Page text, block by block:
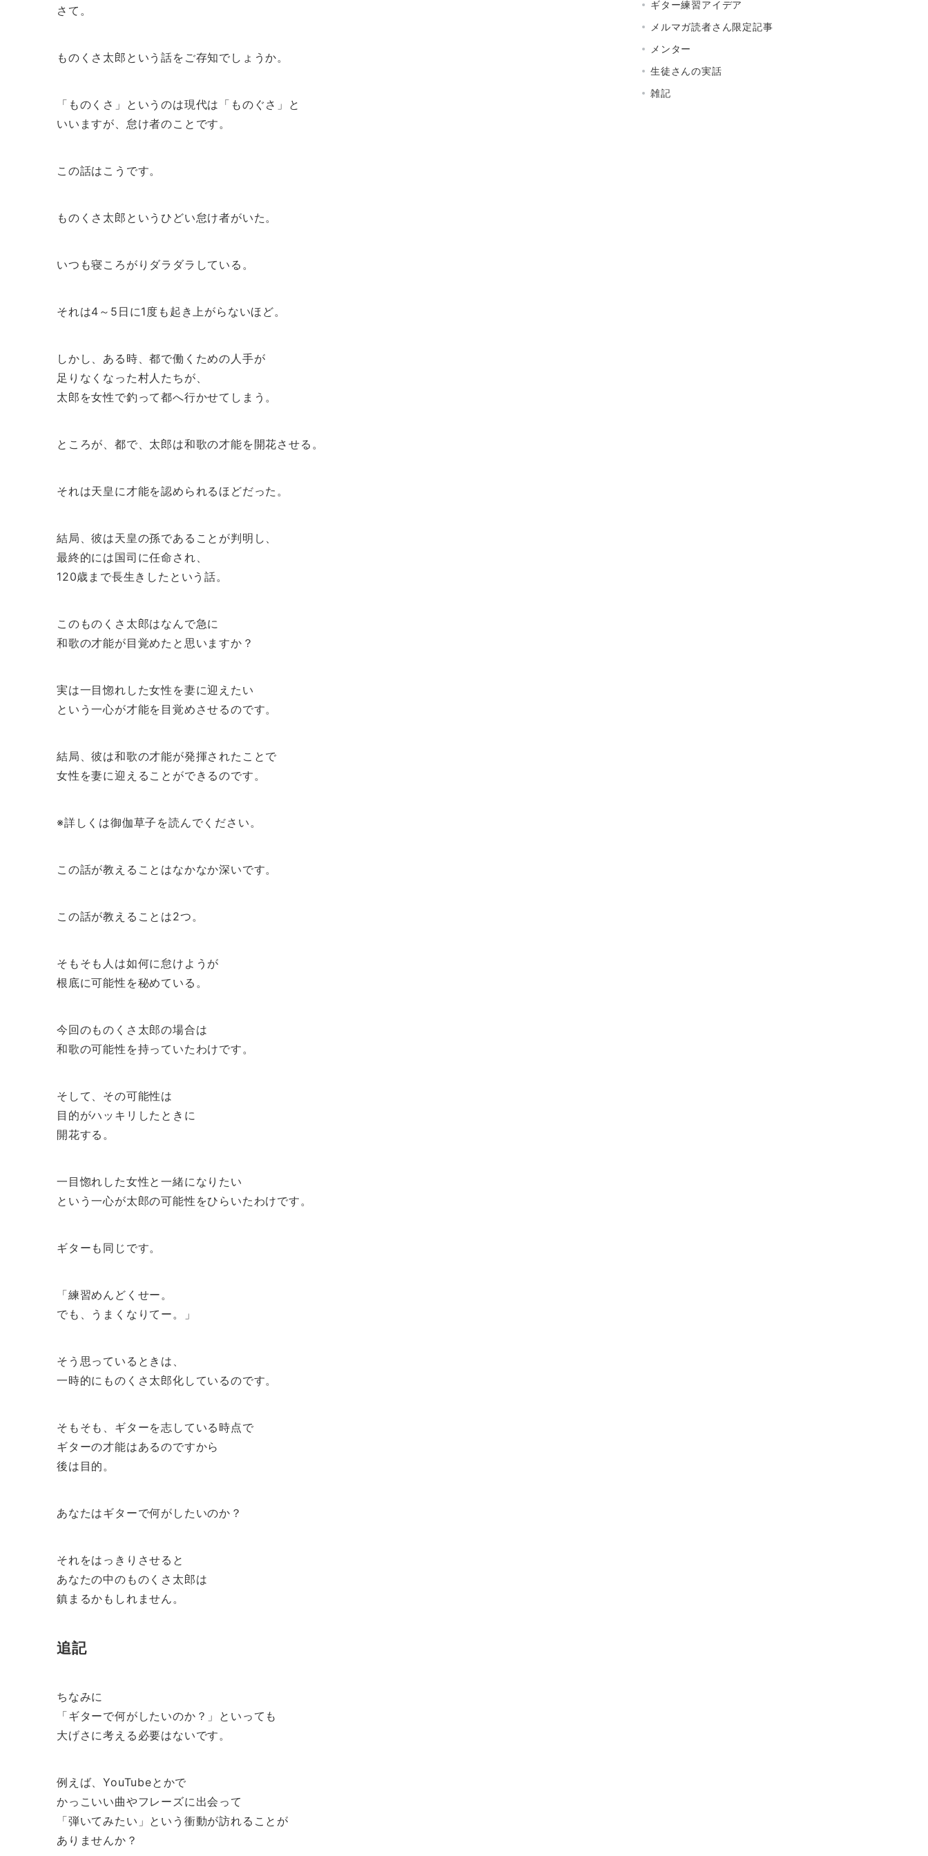
さて。
ものくさ太郎という話をご存知でしょうか。
「ものくさ」というのは現代は「ものぐさ」と
いいますが、怠け者のことです。
この話はこうです。
ものくさ太郎というひどい怠け者がいた。
いつも寝ころがりダラダラしている。
それは4～5日に1度も起き上がらないほど。
しかし、ある時、都で働くための人手が
足りなくなった村人たちが、
太郎を女性で釣って都へ行かせてしまう。
ところが、都で、太郎は和歌の才能を開花させる。
それは天皇に才能を認められるほどだった。
結局、彼は天皇の孫であることが判明し、
最終的には国司に任命され、
120歳まで長生きしたという話。
このものくさ太郎はなんで急に
和歌の才能が目覚めたと思いますか？
実は一目惚れした女性を妻に迎えたい
という一心が才能を目覚めさせるのです。
結局、彼は和歌の才能が発揮されたことで
女性を妻に迎えることができるのです。
※詳しくは御伽草子を読んでください。
この話が教えることはなかなか深いです。
この話が教えることは2つ。
そもそも人は如何に怠けようが
根底に可能性を秘めている。
今回のものくさ太郎の場合は
和歌の可能性を持っていたわけです。
そして、その可能性は
目的がハッキリしたときに
開花する。
一目惚れした女性と一緒になりたい
という一心が太郎の可能性をひらいたわけです。
ギターも同じです。
「練習めんどくせー。
でも、うまくなりてー。」
そう思っているときは、
一時的にものくさ太郎化しているのです。
そもそも、ギターを志している時点で
ギターの才能はあるのですから
後は目的。
あなたはギターで何がしたいのか？
それをはっきりさせると
あなたの中のものくさ太郎は
鎮まるかもしれません。
追記
ちなみに
「ギターで何がしたいのか？」といっても
大げさに考える必要はないです。
例えば、YouTubeとかで
かっこいい曲やフレーズに出会って
「弾いてみたい」という衝動が訪れることが
ありませんか？
ギター練習アイデア
メルマガ読者さん限定記事
メンター
生徒さんの実話
雑記